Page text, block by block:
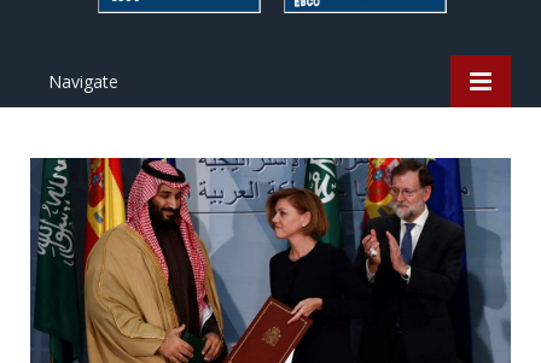
Navigate